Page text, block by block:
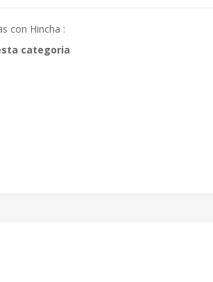
con Hincha :
categoria